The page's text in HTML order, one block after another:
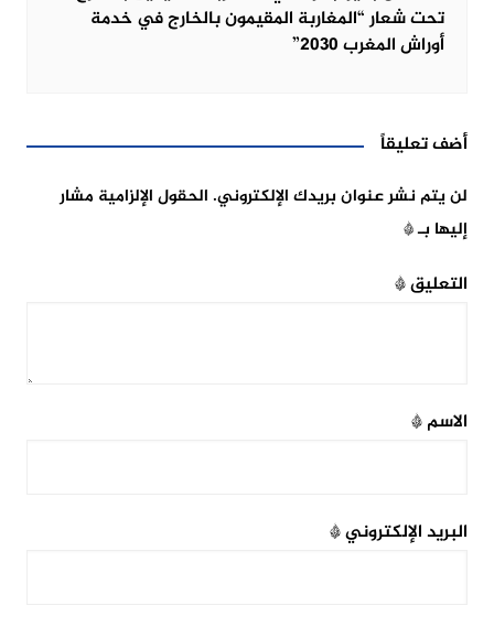
تحت شعار “المغاربة المقيمون بالخارج في خدمة
أوراش المغرب 2030”
أضف تعليقاً
لن يتم نشر عنوان بريدك الإلكتروني. الحقول الإلزامية مشار
إليها بـ*
التعليق*
الاسم*
البريد الإلكتروني*